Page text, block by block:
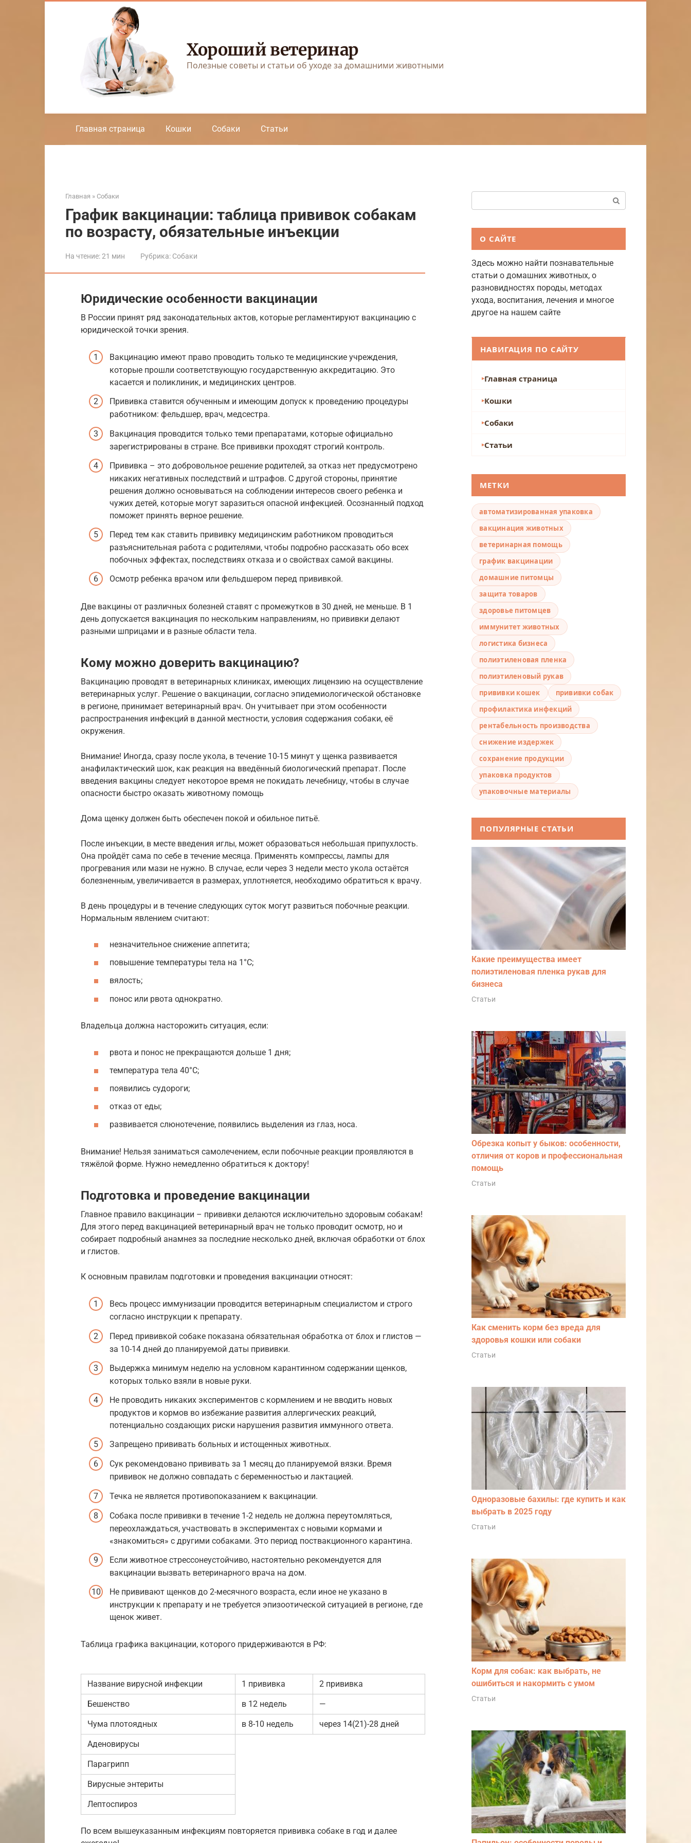
Хороший ветеринар
Полезные советы и статьи об уходе за домашними животными
Главная страница Кошки Собаки Статьи
Главная » Собаки
График вакцинации: таблица прививок собакам
по возрасту, обязательные инъекции
На чтение:21 мин Рубрика: Собаки
Юридические особенности вакцинации
В России принят ряд законодательных актов, которые регламентируют вакцинацию с
юридической точки зрения.
Вакцинацию имеют право проводить только те медицинские учреждения,
которые прошли соответствующую государственную аккредитацию. Это
касается и поликлиник, и медицинских центров.
Прививка ставится обученным и имеющим допуск к проведению процедуры
работником: фельдшер, врач, медсестра.
Вакцинация проводится только теми препаратами, которые официально
зарегистрированы в стране. Все прививки проходят строгий контроль.
Прививка – это добровольное решение родителей, за отказ нет предусмотрено
никаких негативных последствий и штрафов. С другой стороны, принятие
решения должно основываться на соблюдении интересов своего ребенка и
чужих детей, которые могут заразиться опасной инфекцией. Осознанный подход
поможет принять верное решение.
Перед тем как ставить прививку медицинским работником проводиться
разъяснительная работа с родителями, чтобы подробно рассказать обо всех
побочных эффектах, последствиях отказа и о свойствах самой вакцины.
Осмотр ребенка врачом или фельдшером перед прививкой.
Две вакцины от различных болезней ставят с промежутков в 30 дней, не меньше. В 1
день допускается вакцинация по нескольким направлениям, но прививки делают
разными шприцами и в разные области тела.
Кому можно доверить вакцинацию?
Вакцинацию проводят в ветеринарных клиниках, имеющих лицензию на осуществление
ветеринарных услуг. Решение о вакцинации, согласно эпидемиологической обстановке
в регионе, принимает ветеринарный врач. Он учитывает при этом особенности
распространения инфекций в данной местности, условия содержания собаки, её
окружения.
Внимание! Иногда, сразу после укола, в течение 10-15 минут у щенка развивается
анафилактический шок, как реакция на введённый биологический препарат. После
введения вакцины следует некоторое время не покидать лечебницу, чтобы в случае
опасности быстро оказать животному помощь
Дома щенку должен быть обеспечен покой и обильное питьё.
После инъекции, в месте введения иглы, может образоваться небольшая припухлость.
Она пройдёт сама по себе в течение месяца. Применять компрессы, лампы для
прогревания или мази не нужно. В случае, если через 3 недели место укола остаётся
болезненным, увеличивается в размерах, уплотняется, необходимо обратиться к врачу.
В день процедуры и в течение следующих суток могут развиться побочные реакции.
Нормальным явлением считают:
незначительное снижение аппетита;
повышение температуры тела на 1°С;
вялость;
понос или рвота однократно.
Владельца должна насторожить ситуация, если:
рвота и понос не прекращаются дольше 1 дня;
температура тела 40°С;
появились судороги;
отказ от еды;
развивается слюнотечение, появились выделения из глаз, носа.
Внимание! Нельзя заниматься самолечением, если побочные реакции проявляются в
тяжёлой форме. Нужно немедленно обратиться к доктору!
Подготовка и проведение вакцинации
Главное правило вакцинации – прививки делаются исключительно здоровым собакам!
Для этого перед вакцинацией ветеринарный врач не только проводит осмотр, но и
собирает подробный анамнез за последние несколько дней, включая обработки от блох
и глистов.
К основным правилам подготовки и проведения вакцинации относят:
Весь процесс иммунизации проводится ветеринарным специалистом и строго
согласно инструкции к препарату.
Перед прививкой собаке показана обязательная обработка от блох и глистов —
за 10-14 дней до планируемой даты прививки.
Выдержка минимум неделю на условном карантинном содержании щенков,
которых только взяли в новые руки.
Не проводить никаких экспериментов с кормлением и не вводить новых
продуктов и кормов во избежание развития аллергических реакций,
потенциально создающих риски нарушения развития иммунного ответа.
Запрещено прививать больных и истощенных животных.
Сук рекомендовано прививать за 1 месяц до планируемой вязки. Время
прививок не должно совпадать с беременностью и лактацией.
Течка не является противопоказанием к вакцинации.
Собака после прививки в течение 1-2 недель не должна переутомляться,
переохлаждаться, участвовать в экспериментах с новыми кормами и
«знакомиться» с другими собаками. Это период поствакционного карантина.
Если животное стрессонеустойчиво, настоятельно рекомендуется для
вакцинации вызвать ветеринарного врача на дом.
Не прививают щенков до 2-месячного возраста, если иное не указано в
инструкции к препарату и не требуется эпизоотической ситуацией в регионе, где
щенок живет.
Таблица графика вакцинации, которого придерживаются в РФ:
Название вирусной инфекции 1 прививка 2 прививка
Бешенство в 12 недель —
Чума плотоядных в 8-10 недель через 14(21)-28 дней
Аденовирусы
Парагрипп
Вирусные энтериты
Лептоспироз
По всем вышеуказанным инфекциям повторяется прививка собаке в год и далее
О САЙТЕ
Здесь можно найти познавательные
статьи о домашних животных, о
разновидностях породы, методах
ухода, воспитания, лечения и многое
другое на нашем сайте
НАВИГАЦИЯ ПО САЙТУ
Главная страница
Кошки
Собаки
Статьи
МЕТКИ
автоматизированная упаковка
вакцинация животных
ветеринарная помощь
график вакцинации
домашние питомцы
защита товаров
здоровье питомцев
иммунитет животных
логистика бизнеса
полиэтиленовая пленка
полиэтиленовый рукав
прививки кошек
прививки собак
профилактика инфекций
рентабельность производства
снижение издержек
сохранение продукции
упаковка продуктов
упаковочные материалы
ПОПУЛЯРНЫЕ СТАТЬИ
Какие преимущества имеет
полиэтиленовая пленка рукав для
бизнеса
Статьи
Обрезка копыт у быков: особенности,
отличия от коров и профессиональная
помощь
Статьи
Как сменить корм без вреда для
здоровья кошки или собаки
Статьи
Одноразовые бахилы: где купить и как
выбрать в 2025 году
Статьи
Корм для собак: как выбрать, не
ошибиться и накормить с умом
Статьи